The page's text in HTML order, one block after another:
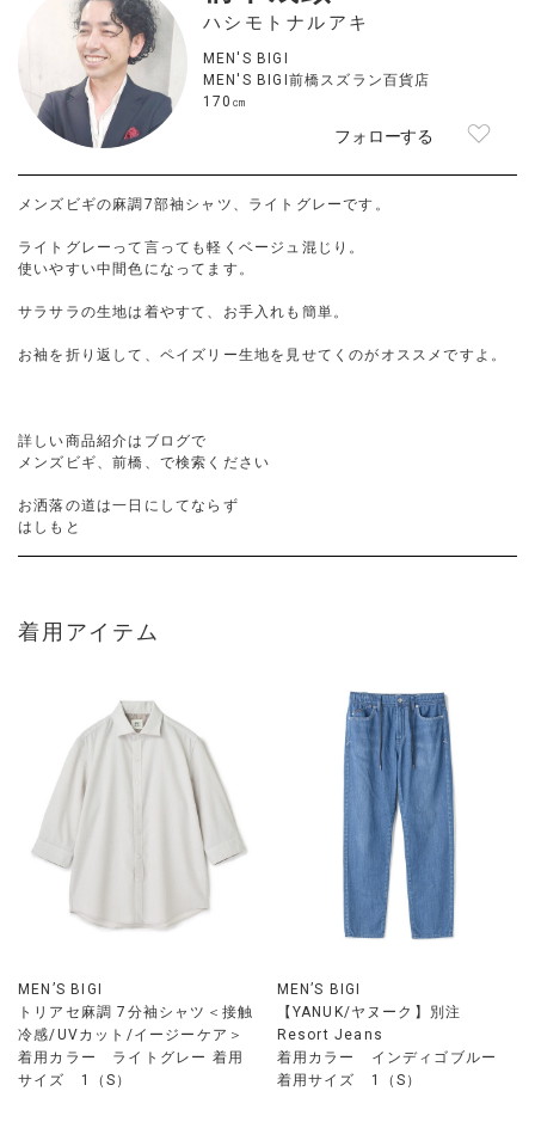
ハシモトナルアキ
MEN'S BIGI
MEN'S BIGI前橋スズラン百貨店
170㎝
フォローする
メンズビギの麻調7部袖シャツ、ライトグレーです。
ライトグレーって言っても軽くベージュ混じり。
使いやすい中間色になってます。
サラサラの生地は着やすて、お手入れも簡単。
お袖を折り返して、ペイズリー生地を見せてくのがオススメですよ。
詳しい商品紹介はブログで
メンズビギ、前橋、で検索ください
お洒落の道は一日にしてならず
はしもと
着用アイテム
MEN’S BIGI
トリアセ麻調 7分袖シャツ＜接触
冷感/UVカット/イージーケア＞
着用カラー ライトグレー 着用
サイズ 1（S）
MEN’S BIGI
【YANUK/ヤヌーク】別注
Resort Jeans
着用カラー インディゴブルー
着用サイズ 1（S）